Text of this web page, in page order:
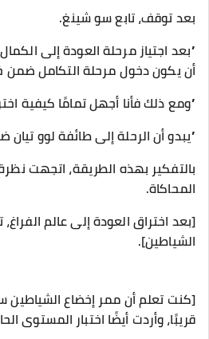
بعد توقف، تابع سو شينغ.
”بعد اجتياز مرحلة العودة إلى
أن يكون دخول مرحلة التكامل
”ومع ذلك فأنا أجهل تمامًا كيفية
”يبدو أن الرحلة إلى طائفة لوو تيان
بالتفكير بهذه الطريقة، اتجهت
المحاكاة.
[بعد اختراق العودة إلى عالم
الشياطين].
[كنت تعلم أن ممر إخضاع الشياطين
قريبًا، وأردت أيضًا اختبار المستوى